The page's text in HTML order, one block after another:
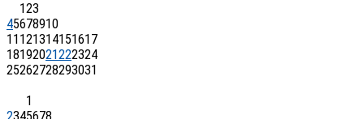
123
45678910
11 121314151617
18192021222324
25262728293031
1